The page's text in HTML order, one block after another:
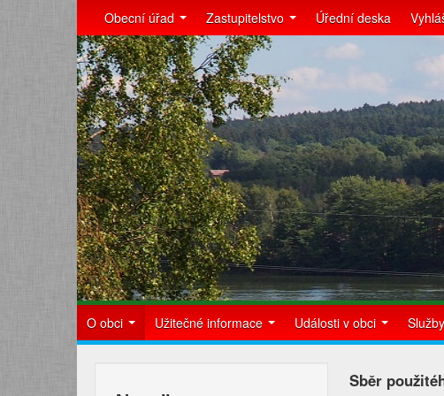
Obecní úřad Zastupitelstvo Úřední deska
O obci Užitečné informace Události v obci
Sběr